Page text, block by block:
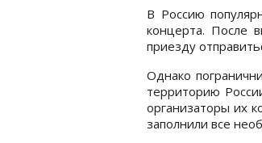
В Россию
концерта. После
приезду
Однако
территорию
организаторы их
заполнили все